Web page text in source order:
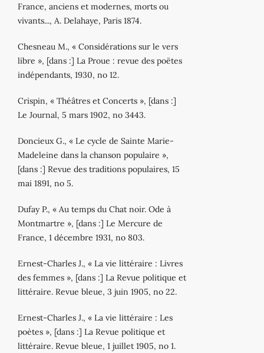
France, anciens et modernes, morts ou
vivants..., A. Delahaye, Paris 1874.
Chesneau M., « Considérations sur le vers
libre », [dans :] La Proue : revue des poëtes
indépendants, 1930, no 12.
Crispin, « Théâtres et Concerts », [dans :]
Le Journal, 5 mars 1902, no 3443.
Doncieux G., « Le cycle de Sainte Marie‐
Madeleine dans la chanson populaire »,
[dans :] Revue des traditions populaires, 15
mai 1891, no 5.
Dufay P., « Au temps du Chat noir. Ode à
Montmartre », [dans :] Le Mercure de
France, 1 décembre 1931, no 803.
Ernest‐Charles J., « La vie littéraire : Livres
des femmes », [dans :] La Revue politique et
littéraire. Revue bleue, 3 juin 1905, no 22.
Ernest‐Charles J., « La vie littéraire : Les
poètes », [dans :] La Revue politique et
littéraire. Revue bleue, 1 juillet 1905, no 1.